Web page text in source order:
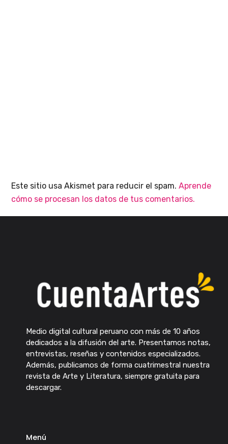
Este sitio usa Akismet para reducir el spam.Aprende
cómo se procesan los datos de tus comentarios.
Medio digital cultural peruano con más de 10 años
dedicados a la difusión del arte. Presentamos notas,
entrevistas, reseñas y contenidos especializados.
Además, publicamos de forma cuatrimestral nuestra
revista de Arte y Literatura, siempre gratuita para
descargar.
Menú